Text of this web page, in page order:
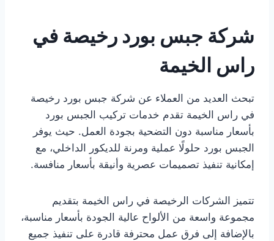
شركة جبس بورد رخيصة في
راس الخيمة
تبحث العديد من العملاء عن شركة جبس بورد رخيصة
في راس الخيمة تقدم خدمات تركيب الجبس بورد
بأسعار مناسبة دون التضحية بجودة العمل. حيث يوفر
الجبس بورد حلولًا عملية ومرنة للديكور الداخلي، مع
إمكانية تنفيذ تصميمات عصرية وأنيقة بأسعار منافسة.
تتميز الشركات الرخيصة في راس الخيمة بتقديم
مجموعة واسعة من الألواح عالية الجودة بأسعار مناسبة،
بالإضافة إلى فرق عمل محترفة قادرة على تنفيذ جميع